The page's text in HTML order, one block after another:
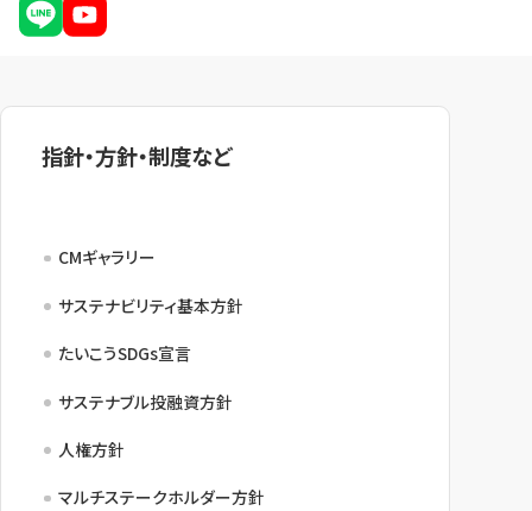
指針・方針・制度など
CMギャラリー
サステナビリティ基本方針
たいこうSDGs宣言
サステナブル投融資方針
人権方針
マルチステークホルダー方針